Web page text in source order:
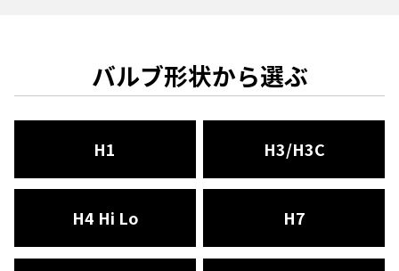
バルブ形状から選ぶ
H1 H3/H3C
H4 Hi Lo H7